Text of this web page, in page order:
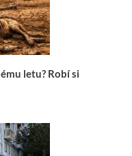
letu? Robí si